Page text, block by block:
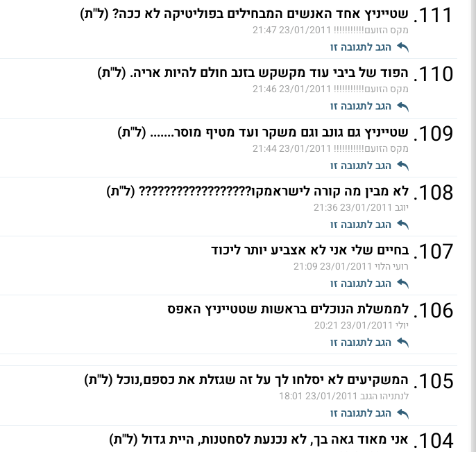
111
. שטייניץ אחד האנשים המבחילים בפוליטיקה לא ככה? (ל"ת)
מקס הזועם!!!!!!!!!!! 23/01/2011 21:47
הגב לתגובה זו
110
. הפוד של ביבי עוד מקשקש בזנב חולם להיות אריה. (ל"ת)
מקס הזועם!!!!!!!!!!! 23/01/2011 21:46
הגב לתגובה זו
109
. שטייניץ גם גונב וגם משקר ועד מטיף מוסר....... (ל"ת)
מקס הזועם!!!!!!!!!!! 23/01/2011 21:44
הגב לתגובה זו
108
. לא מבין מה קורה לישראמקו?????????????????? (ל"ת)
יוגב 23/01/2011 21:36
הגב לתגובה זו
107
. בחיים שלי אני לא אצביע יותר ליכוד
רועי הלוי 23/01/2011 21:09
הגב לתגובה זו
106
. לממשלת הנוכלים בראשות שטטייניץ האפס
יולי 23/01/2011 20:21
הגב לתגובה זו
105
. המשקיעים לא יסלחו לך על זה שגזלת את כספם,נוכל (ל"ת)
לנתניהו הגנב 23/01/2011 18:01
הגב לתגובה זו
104
. אני מאוד גאה בך, לא נכנעת לסחטנות, היית גדול (ל"ת)